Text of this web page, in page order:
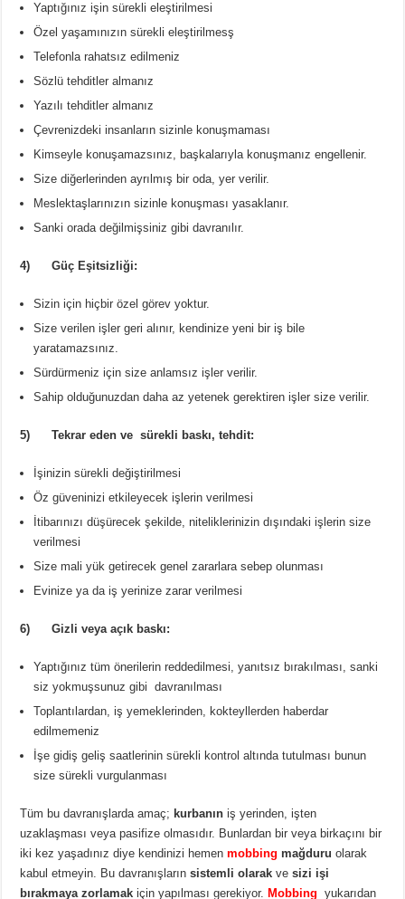
Yaptığınız işin sürekli eleştirilmesi
Özel yaşamınızın sürekli eleştirilmesş
Telefonla rahatsız edilmeniz
Sözlü tehditler almanız
Yazılı tehditler almanız
Çevrenizdeki insanların sizinle konuşmaması
Kimseyle konuşamazsınız, başkalarıyla konuşmanız engellenir.
Size diğerlerinden ayrılmış bir oda, yer verilir.
Meslektaşlarınızın sizinle konuşması yasaklanır.
Sanki orada değilmişsiniz gibi davranılır.
4) Güç Eşitsizliği:
Sizin için hiçbir özel görev yoktur.
Size verilen işler geri alınır, kendinize yeni bir iş bile
yaratamazsınız.
Sürdürmeniz için size anlamsız işler verilir.
Sahip olduğunuzdan daha az yetenek gerektiren işler size verilir.
5) Tekrar eden ve sürekli baskı, tehdit:
İşinizin sürekli değiştirilmesi
Öz güveninizi etkileyecek işlerin verilmesi
İtibarınızı düşürecek şekilde, niteliklerinizin dışındaki işlerin size
verilmesi
Size mali yük getirecek genel zararlara sebep olunması
Evinize ya da iş yerinize zarar verilmesi
6) Gizli veya açık baskı:
Yaptığınız tüm önerilerin reddedilmesi, yanıtsız bırakılması, sanki
siz yokmuşsunuz gibi davranılması
Toplantılardan, iş yemeklerinden, kokteyllerden haberdar
edilmemeniz
İşe gidiş geliş saatlerinin sürekli kontrol altında tutulması bunun
size sürekli vurgulanması
Tüm bu davranışlarda amaç; kurbanın iş yerinden, işten
uzaklaşması veya pasifize olmasıdır. Bunlardan bir veya birkaçını bir
iki kez yaşadınız diye kendinizi hemenmobbing mağduru olarak
kabul etmeyin. Bu davranışlarınsistemli olarak ve sizi işi
bırakmaya zorlamakiçin yapılması gerekiyor. Mobbing yukarıdan